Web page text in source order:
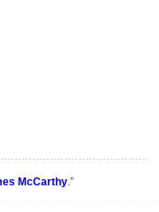
McCarthy.”